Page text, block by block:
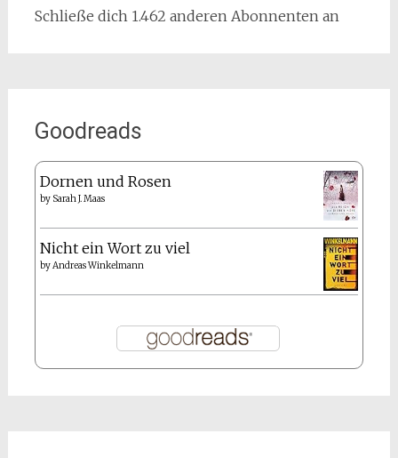
Schließe dich 1.462 anderen Abonnenten an
Goodreads
Dornen und Rosen
by Sarah J. Maas
Nicht ein Wort zu viel
byAndreas Winkelmann